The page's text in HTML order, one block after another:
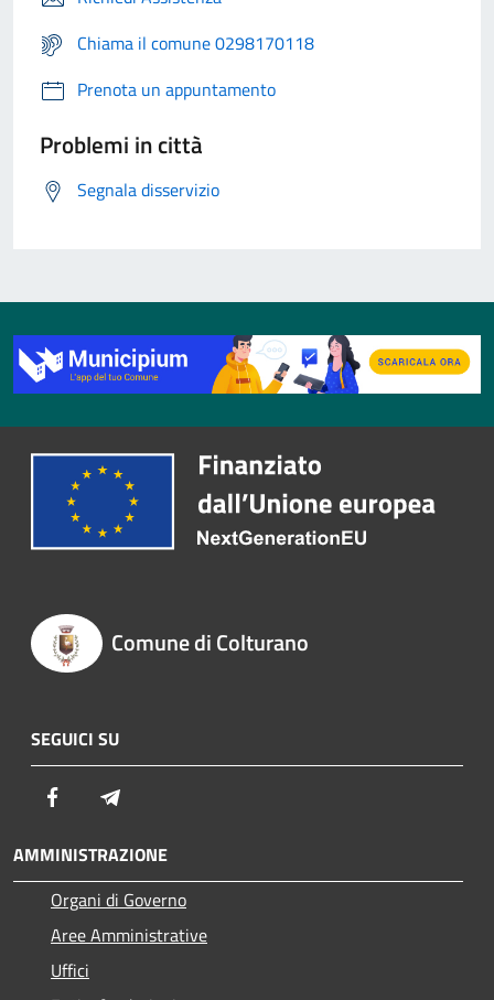
Chiama il comune 0298170118
Prenota un appuntamento
Problemi in città
Segnala disservizio
Comune di Colturano
SEGUICI SU
Facebook
AMMINISTRAZIONE
Organi di Governo
Aree Amministrative
Uffici